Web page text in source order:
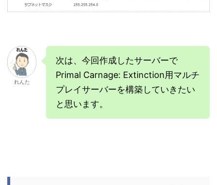
れんた
次は、今回作成したサーバーで
Primal Carnage: Extinction用マルチ
プレイサーバーを構築していきたい
と思います。